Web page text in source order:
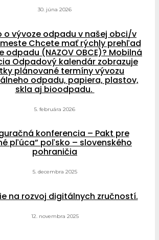
30. júna 2026
o vývoze odpadu v našej obci/v
Chcete mať rýchly prehľad
odpadu (NAZOV OBCE)? Mobilná
Odpadový kalendár zobrazuje
plánované termíny vývozu
odpadu, papiera, plastov,
skla aj bioodpadu.
5. februára 2026
konferencia – Pakt pre
pľúca” poľsko – slovenského
pohraničia
5. decembra 2025
na rozvoj digitálnych zručností.
12. novembra 2025